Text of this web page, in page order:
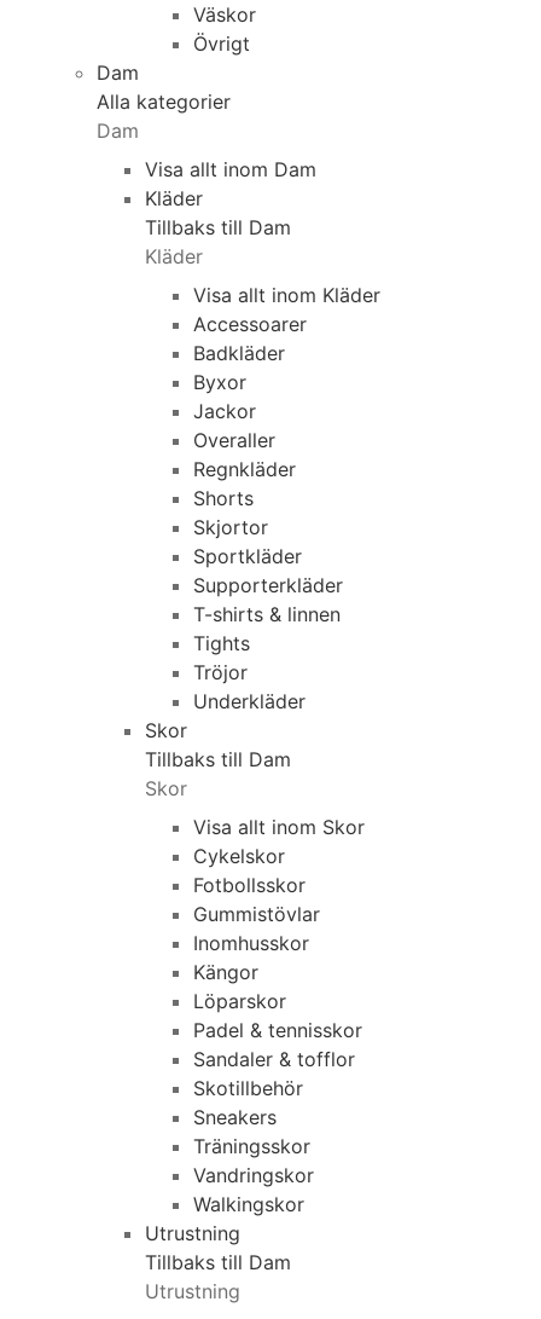
Väskor
Övrigt
Dam
Alla kategorier
Dam
Visa allt inom Dam
Kläder
Tillbaks till Dam
Kläder
Visa allt inom Kläder
Accessoarer
Badkläder
Byxor
Jackor
Overaller
Regnkläder
Shorts
Skjortor
Sportkläder
Supporterkläder
T-shirts & linnen
Tights
Tröjor
Underkläder
Skor
Tillbaks till Dam
Skor
Visa allt inom Skor
Cykelskor
Fotbollsskor
Gummistövlar
Inomhusskor
Kängor
Löparskor
Padel & tennisskor
Sandaler & tofflor
Skotillbehör
Sneakers
Träningsskor
Vandringskor
Walkingskor
Utrustning
Tillbaks till Dam
Utrustning